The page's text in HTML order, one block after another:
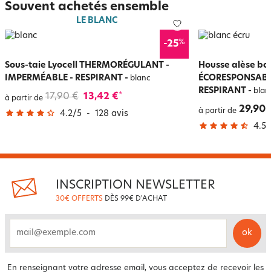
Souvent achetés ensemble
LE BLANC
-25%
Sous-taie Lyocell THERMORÉGULANT -
IMPERMÉABLE - RESPIRANT - blanc
à partir de 17,90 € 13,42 €*
4.2/5 - 128 avis
Housse alèse
RESPIRANT -
à partir de 29,90
4.5
INSCRIPTION NEWSLETTER
30€ OFFERTS DÈS 99€ D'ACHAT
ok
En renseignant votre adresse email, vous acceptez de recevoir les